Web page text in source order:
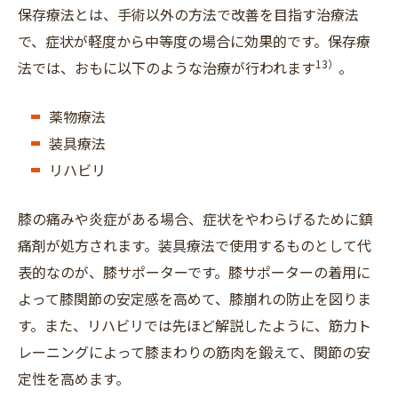
保存療法とは、手術以外の方法で改善を目指す治療法
で、症状が軽度から中等度の場合に効果的です。保存療
法では、おもに以下のような治療が行われます13） 。
薬物療法
装具療法
リハビリ
膝の痛みや炎症がある場合、症状をやわらげるために鎮
痛剤が処方されます。装具療法で使用するものとして代
表的なのが、膝サポーターです。膝サポーターの着用に
よって膝関節の安定感を高めて、膝崩れの防止を図りま
す。また、リハビリでは先ほど解説したように、筋力ト
レーニングによって膝まわりの筋肉を鍛えて、関節の安
定性を高めます。